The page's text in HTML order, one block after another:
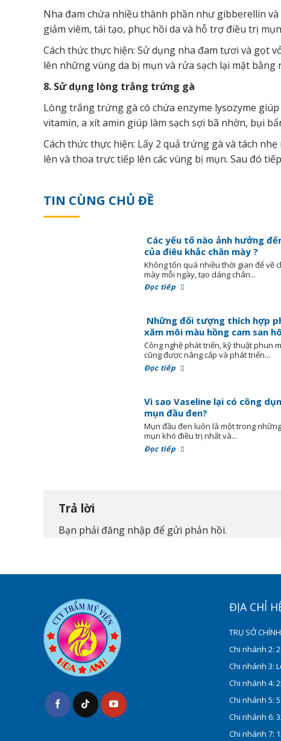
Nha đam chứa nhiều thành phần như gibberellin
giảm viêm, tái tạo, phục hồi da và hỗ trợ điều trị
Cách thức thực hiện: Sử dụng nha đam tươi và gọt
lên những vùng da bị mụn và rửa sạch lại mặt bằng
8. Sử dụng lòng trắng trứng gà
Lòng trắng trứng gà có chứa enzyme lysozyme
vitamin, a xít amin giúp làm sạch sợi bã nhờn, bụi
Cách thức thực hiện: Lấy 2 quả trứng gà và tách
lên và thoa trực tiếp lên các vùng bị mụn. Sau đó
TIN CÙNG CHỦ ĐỀ
Các yếu tố nào ảnh hưởng
của điêu khắc chân mày ?
Không tốn quá nhiều thời gian để vẽ
mày mỗi ngày, tạo dáng chân...
Đọc tiếp
Những đối tượng thích hợp
xăm môi màu hồng cam san
Công nghệ phát triển, kỹ thuật phun
cũng được nâng cấp và phát triển...
Đọc tiếp
Vì sao Vaseline lại có công
mụn đầu đen?
Mụn đầu đen luôn là một trong
mụn khó điều trị nhất và...
Đọc tiếp
Trả lời
Bạn phải đăng nhập để gửi phản hồi.
ĐỊA CHỈ
TRỤ SỞ
Chi nhánh 2:
Chi nhánh 3:
Chi nhánh 4:
Chi nhánh 5:
Chi nhánh 6:
Chi nhánh 7: